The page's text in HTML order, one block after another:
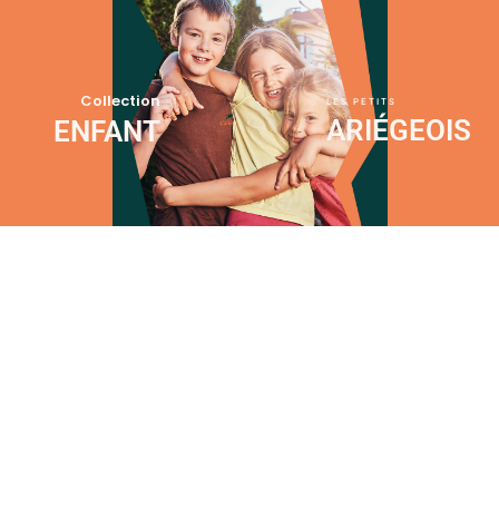
Collection
ENFANT
LES PETITS
ARIÉGEOIS